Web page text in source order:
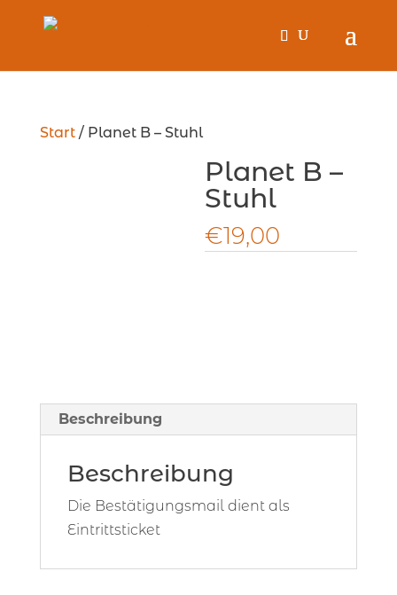
Start/ Planet B – Stuhl
Planet B –
Stuhl
€19,00
Beschreibung
Beschreibung
Die Bestätigungsmail dient als
Eintrittsticket